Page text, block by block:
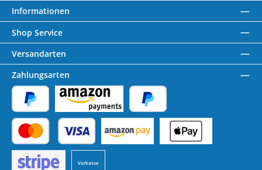
Informationen
Shop Service
Versandarten
Zahlungsarten
PayPal Amazon Pay Später Bezahlen
Kredit- oder Debitkarte
Vorkasse
Benutzerdefiniertes Bild 1